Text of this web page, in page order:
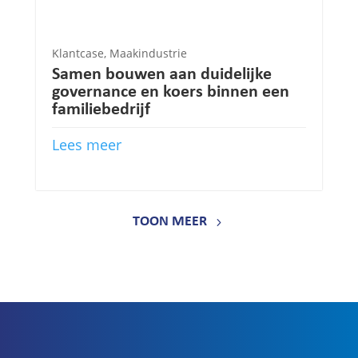
Klantcase, Maakindustrie
Samen bouwen aan duidelijke
governance en koers binnen een
familiebedrijf
Lees meer
TOON MEER